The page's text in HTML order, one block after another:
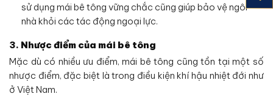
sử dụng mái bê tông vững chắc cũng giúp bảo vệ ngôi
nhà khỏi các tác động ngoại lực.
3. Nhược điểm của mái bê tông
Mặc dù có nhiều ưu điểm, mái bê tông cũng tồn tại một số
nhược điểm, đặc biệt là trong điều kiện khí hậu nhiệt đới như
ở Việt Nam.